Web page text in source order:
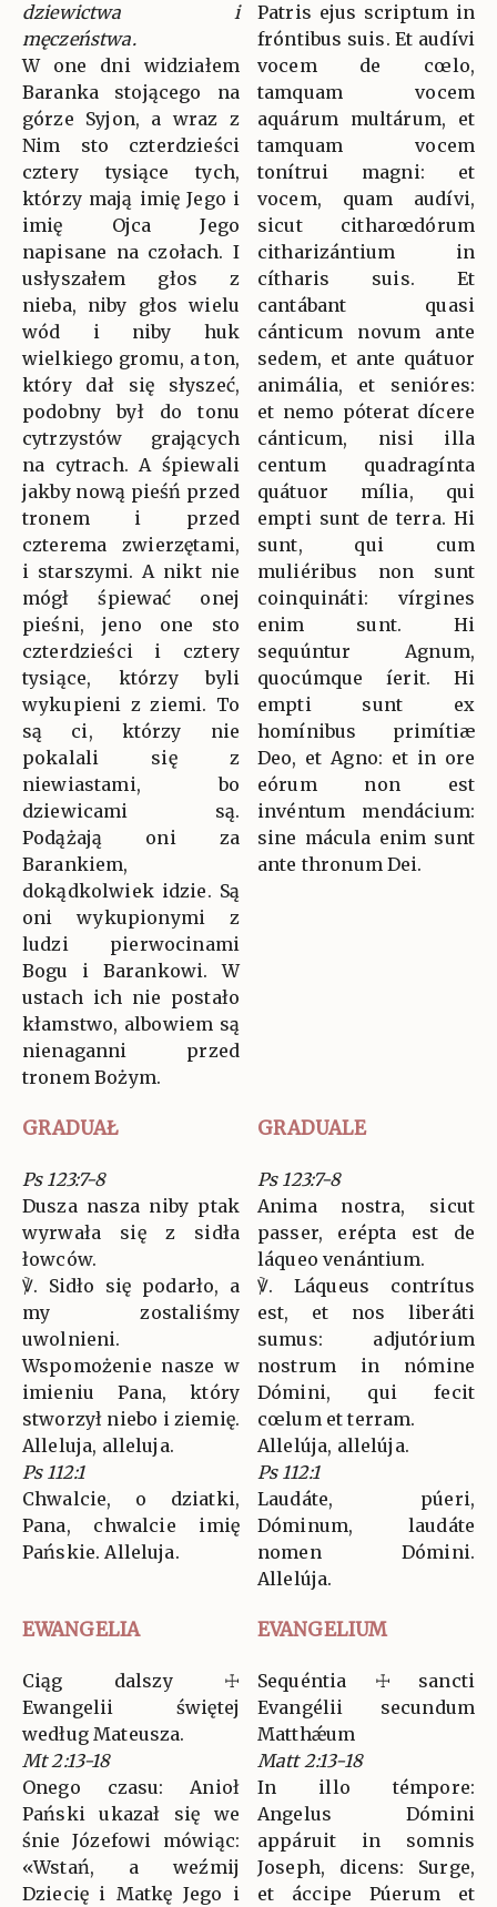
dziewictwa i
męczeństwa.
W one dni widziałem
Baranka stojącego na
górze Syjon, a wraz z
Nim sto czterdzieści
cztery tysiące tych,
którzy mają imię Jego i
imię Ojca Jego
napisane na czołach. I
usłyszałem głos z
nieba, niby głos wielu
wód i niby huk
wielkiego gromu, a ton,
który dał się słyszeć,
podobny był do tonu
cytrzystów grających
na cytrach. A śpiewali
jakby nową pieśń przed
tronem i przed
czterema zwierzętami,
i starszymi. A nikt nie
mógł śpiewać onej
pieśni, jeno one sto
czterdzieści i cztery
tysiące, którzy byli
wykupieni z ziemi. To
są ci, którzy nie
pokalali się z
niewiastami, bo
dziewicami są.
Podążają oni za
Barankiem,
dokądkolwiek idzie. Są
oni wykupionymi z
ludzi pierwocinami
Bogu i Barankowi. W
ustach ich nie postało
kłamstwo, albowiem są
nienaganni przed
tronem Bożym.
Patris ejus scriptum in
fróntibus suis. Et audívi
vocem de cœlo,
tamquam vocem
aquárum multárum, et
tamquam vocem
tonítrui magni: et
vocem, quam audívi,
sicut citharœdórum
citharizántium in
cítharis suis. Et
cantábant quasi
cánticum novum ante
sedem, et ante quátuor
animália, et senióres:
et nemo póterat dícere
cánticum, nisi illa
centum quadragínta
quátuor mília, qui
empti sunt de terra. Hi
sunt, qui cum
muliéribus non sunt
coinquináti: vírgines
enim sunt. Hi
sequúntur Agnum,
quocúmque íerit. Hi
empti sunt ex
homínibus primítiæ
Deo, et Agno: et in ore
eórum non est
invéntum mendácium:
sine mácula enim sunt
ante thronum Dei.
GRADUAŁ GRADUALE
Ps 123:7-8
Dusza nasza niby ptak
wyrwała się z sidła
łowców.
℣. Sidło się podarło, a
my zostaliśmy
uwolnieni.
Wspomożenie nasze w
imieniu Pana, który
stworzył niebo i ziemię.
Alleluja, alleluja.
Ps 112:1
Chwalcie, o dziatki,
Pana, chwalcie imię
Pańskie. Alleluja.
Ps 123:7-8
Anima nostra, sicut
passer, erépta est de
láqueo venántium.
℣. Láqueus contrítus
est, et nos liberáti
sumus: adjutórium
nostrum in nómine
Dómini, qui fecit
cœlum et terram.
Allelúja, allelúja.
Ps 112:1
Laudáte, púeri,
Dóminum, laudáte
nomen Dómini.
Allelúja.
EWANGELIA EVANGELIUM
Ciąg dalszy ☩
Ewangelii świętej
według Mateusza.
Mt 2:13-18
Onego czasu: Anioł
Pański ukazał się we
śnie Józefowi mówiąc:
«Wstań, a weźmij
Dziecię i Matkę Jego i
Sequéntia ☩ sancti
Evangélii secundum
Matthǽum
Matt 2:13-18
In illo témpore:
Angelus Dómini
appáruit in somnis
Joseph, dicens: Surge,
et áccipe Púerum et